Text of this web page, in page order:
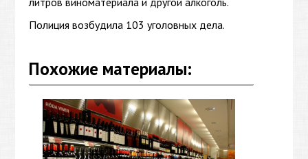
Полиция возбудила 103 уголовных дела.
Похожие материалы: